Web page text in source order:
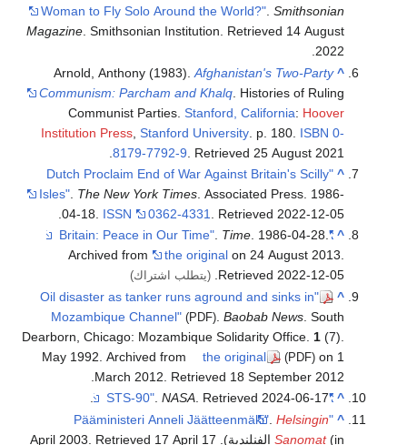
Woman to Fly Solo Around the World?" .Smithsonian
Magazine . Smithsonian Institution . Retrieved 14 August
2022
^
Arnold, Anthony (1983).Afghanistan's Two-Party
Communism: Parcham and Khalq . Histories of Ruling
Communist Parties.Stanford, California: Hoover
Institution Press ,Stanford University . p. 180. ISBN 0-
8179-7792-9 . Retrieved 25 August 2021
.
^
"Dutch Proclaim End of War Against Britain's Scilly
Isles" The New York Times . Associated Press. 1986-
04-18. ISSN 0362-4331 . Retrieved 2022-12-05
.
^
"Britain: Peace in Our Time"
. Time. 1986-04-28.
Archived from
the original on 24 August 2013.
Retrieved2022-12-05
. (يتطلب اشتراك)
^
"Oil disaster as tanker runs aground and sinks in
Mozambique Channel" (PDF) .Baobab News . South
Dearborn, Chicago: Mozambique Solidarity Office. 1 (7).
May 1992. Archived from
the original (PDF) on 1
March 2012 . Retrieved 18 September 2012
^
"STS-90"
.NASA . Retrieved 2024-06-17
.
^
"Pääministeri Anneli Jäätteenmäki"
.Helsingin
Sanomat(in الفنلندية). 17 April 2003 . Retrieved 17 April